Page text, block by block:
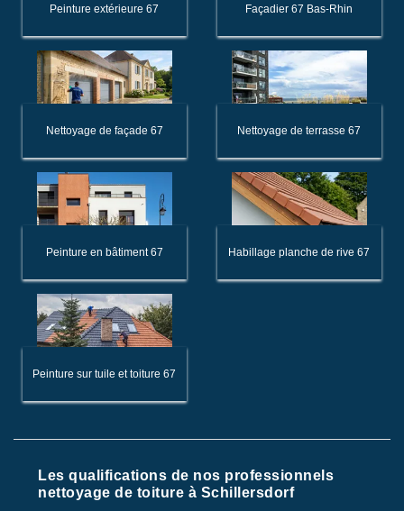
Peinture extérieure 67 Façadier 67 Bas-Rhin
Nettoyage de façade 67 Nettoyage de terrasse 67
Peinture en bâtiment 67 Habillage planche de rive 67
Peinture sur tuile et toiture 67
Les qualifications de nos professionnels
nettoyage de toiture à Schillersdorf